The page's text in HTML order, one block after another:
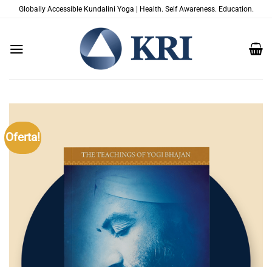
Globally Accessible Kundalini Yoga | Health. Self Awareness. Education.
Oferta!